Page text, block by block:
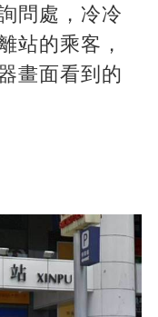
問處，冷冷
站的乘客，
畫面看到的